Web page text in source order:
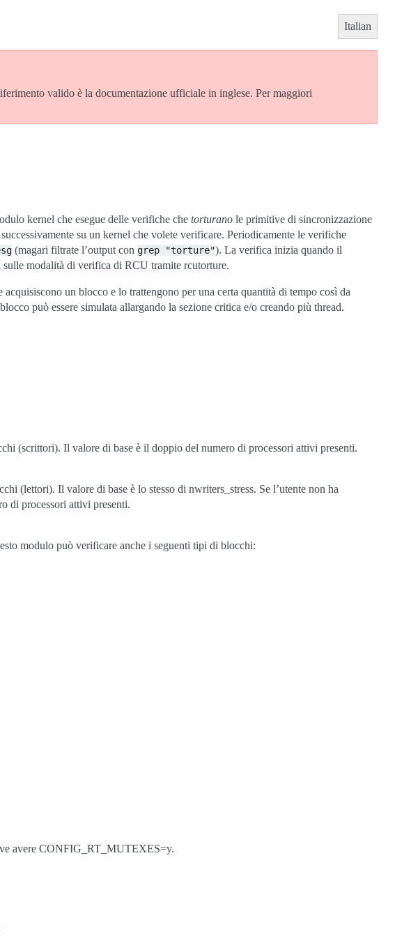
Italian
valido è la documentazione ufficiale in inglese. Per maggiori
kernel che esegue delle verifiche che torturano le primitive di sincronizzazione
su un kernel che volete verificare. Periodicamente le verifiche
(magari filtrate l’output con grep "torture"). La verifica inizia quando il
sulle modalità di verifica di RCU tramite rcutorture.
un blocco e lo trattengono per una certa quantità di tempo così da
può essere simulata allargando la sezione critica e/o creando più thread.
(scrittori). Il valore di base è il doppio del numero di processori attivi presenti.
(lettori). Il valore di base è lo stesso di nwriters_stress. Se l’utente non ha
di processori attivi presenti.
modulo può verificare anche i seguenti tipi di blocchi:
avere CONFIG_RT_MUTEXES=y.